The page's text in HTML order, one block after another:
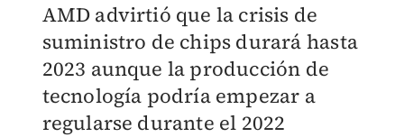
AMD advirtió que la crisis de
suministro de chips durará hasta
2023 aunque la producción de
tecnología podría empezar a
regularse durante el 2022